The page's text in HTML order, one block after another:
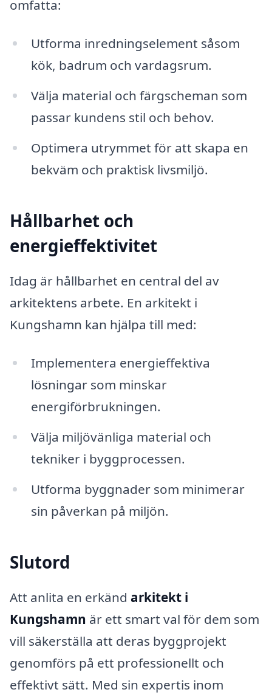
omfatta:
Utforma inredningselement såsom
kök, badrum och vardagsrum.
Välja material och färgscheman som
passar kundens stil och behov.
Optimera utrymmet för att skapa en
bekväm och praktisk livsmiljö.
Hållbarhet och
energieffektivitet
Idag är hållbarhet en central del av
arkitektens arbete. En arkitekt i
Kungshamn kan hjälpa till med:
Implementera energieffektiva
lösningar som minskar
energiförbrukningen.
Välja miljövänliga material och
tekniker i byggprocessen.
Utforma byggnader som minimerar
sin påverkan på miljön.
Slutord
Att anlita en erkänd arkitekt i
Kungshamn är ett smart val för dem som
vill säkerställa att deras byggprojekt
genomförs på ett professionellt och
effektivt sätt. Med sin expertis inom